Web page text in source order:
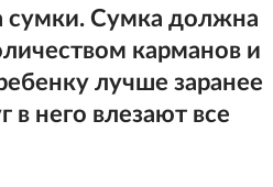
сумки. Сумка должна
карманов и
лучше заранее
в него влезают все